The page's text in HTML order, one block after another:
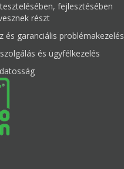
fejlesztésében
részt
és garanciális problémakezelés
és ügyfélkezelés